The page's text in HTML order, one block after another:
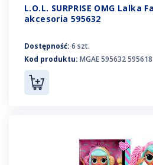
L.O.L. SURPRISE OMG Lalka
akcesoria 595632
Dostępność: 6 szt.
Kod produktu: MGAE 595632 595618